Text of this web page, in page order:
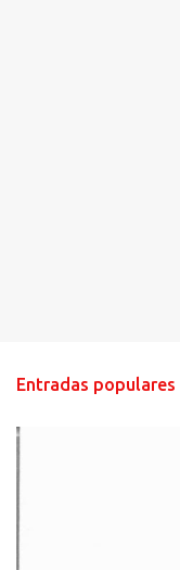
Entradas populares